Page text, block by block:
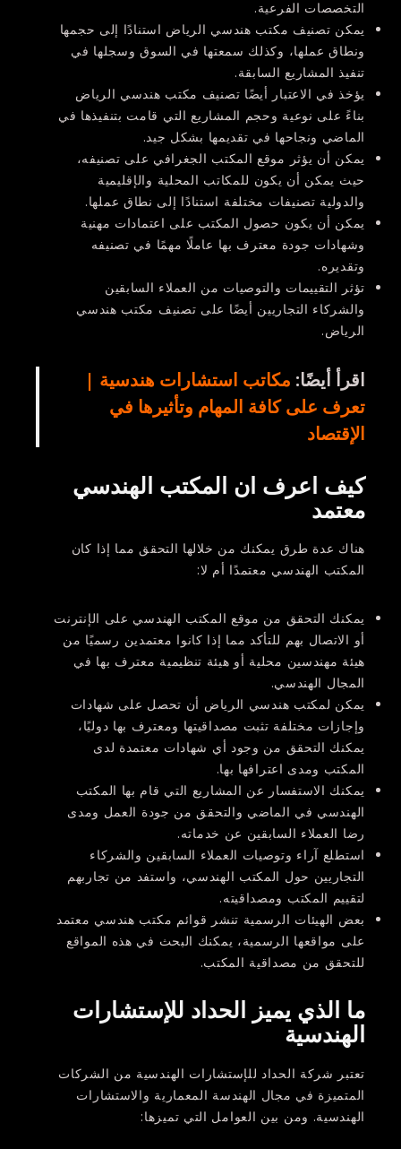
التخصصات الفرعية.
يمكن تصنيف مكتب هندسي الرياض استنادًا إلى حجمها
ونطاق عملها، وكذلك سمعتها في السوق وسجلها في
تنفيذ المشاريع السابقة.
يؤخذ في الاعتبار أيضًا تصنيف مكتب هندسي الرياض
بناءً على نوعية وحجم المشاريع التي قامت بتنفيذها في
الماضي ونجاحها في تقديمها بشكل جيد.
يمكن أن يؤثر موقع المكتب الجغرافي على تصنيفه،
حيث يمكن أن يكون للمكاتب المحلية والإقليمية
والدولية تصنيفات مختلفة استنادًا إلى نطاق عملها.
يمكن أن يكون حصول المكتب على اعتمادات مهنية
وشهادات جودة معترف بها عاملًا مهمًا في تصنيفه
وتقديره.
تؤثر التقييمات والتوصيات من العملاء السابقين
والشركاء التجاريين أيضًا على تصنيف مكتب هندسي
الرياض.
اقرأ أيضًا: مكاتب استشارات هندسية |
تعرف على كافة المهام وتأثيرها في
الإقتصاد
كيف اعرف ان المكتب الهندسي
معتمد
هناك عدة طرق يمكنك من خلالها التحقق مما إذا كان
المكتب الهندسي معتمدًا أم لا:
يمكنك التحقق من موقع المكتب الهندسي على الإنترنت
أو الاتصال بهم للتأكد مما إذا كانوا معتمدين رسميًا من
هيئة مهندسين محلية أو هيئة تنظيمية معترف بها في
المجال الهندسي.
يمكن لمكتب هندسي الرياض أن تحصل على شهادات
وإجازات مختلفة تثبت مصداقيتها ومعترف بها دوليًا،
يمكنك التحقق من وجود أي شهادات معتمدة لدى
المكتب ومدى اعترافها بها.
يمكنك الاستفسار عن المشاريع التي قام بها المكتب
الهندسي في الماضي والتحقق من جودة العمل ومدى
رضا العملاء السابقين عن خدماته.
استطلع آراء وتوصيات العملاء السابقين والشركاء
التجاريين حول المكتب الهندسي، واستفد من تجاربهم
لتقييم المكتب ومصداقيته.
بعض الهيئات الرسمية تنشر قوائم مكتب هندسي معتمد
على مواقعها الرسمية، يمكنك البحث في هذه المواقع
للتحقق من مصداقية المكتب.
ما الذي يميز الحداد للإستشارات
الهندسية
تعتبر شركة الحداد للإستشارات الهندسية من الشركات
المتميزة في مجال الهندسة المعمارية والاستشارات
الهندسية. ومن بين العوامل التي تميزها: